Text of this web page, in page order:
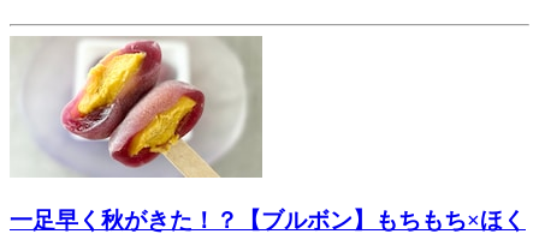
一足早く秋がきた！？【ブルボン】もちもち×ほく